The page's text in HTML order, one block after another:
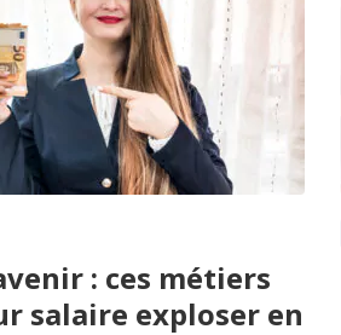
: ces métiers
salaire exploser en